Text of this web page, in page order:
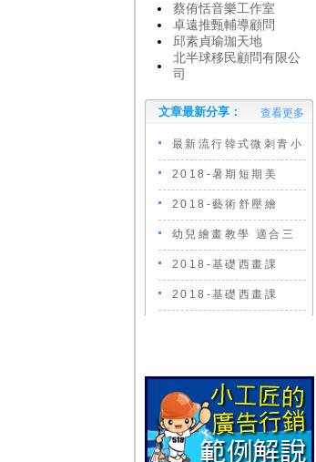
蔡侑恬音樂工作室
卓遠推甄輔導顧問
邱素貞瑜珈天地
北半球移民顧問有限公
司
文章最新分享： 查看更多
最新流行韓式微刺青小
2018-暑期短期美
2018-藝術舒壓繪
幼兒繪畫教學 適合三
2018-基礎西畫課
2018-基礎西畫課